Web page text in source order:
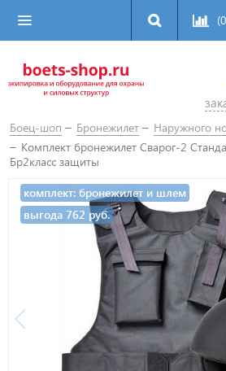
Боец-шоп Бронежилет
Наружного
Комплект бронежилет Сварог-2
Бр2класс защиты
комплект: бронежилет и шлем
выгода 762 руб.